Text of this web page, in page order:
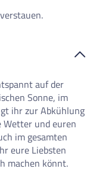
auf der
Sonne, im
ihr zur Abkühlung
Wetter und euren
im gesamten
eure Liebsten
machen könnt.